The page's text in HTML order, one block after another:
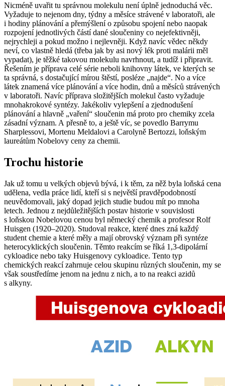
Nicméně uvařit tu správnou molekulu není úplně jednoduchá věc.
Vyžaduje to nejenom dny, týdny a měsíce strávené v laboratoři, ale
i hodiny plánování a přemýšlení o způsobu spojení nebo naopak
rozpojení jednotlivých částí dané sloučeniny co nejefektivněji,
nejrychleji a pokud možno i nejlevněji. Když navíc vědec někdy
neví, co vlastně hledá (třeba jak by asi nový lék proti malárii měl
vypadat), je těžké takovou molekulu navrhnout, a tudíž i připravit.
Řešením je příprava celé série neboli knihovny látek, ve kterých se
ta správná, s dostačující mírou štěstí, posléze „najde“. No a více
látek znamená více plánování a více hodin, dnů a měsíců strávených
v laboratoři. Navíc příprava složitějších molekul často vyžaduje
mnohakrokové syntézy. Jakékoliv vylepšení a zjednodušení
plánování a hlavně „vaření“ sloučenin má proto pro chemiky zcela
zásadní význam. A přesně to, a ještě víc, se povedlo Barrymu
Sharplessovi, Mortenu Meldalovi a Carolyně Bertozzi, loňským
laureátům Nobelovy ceny za chemii.
Trochu historie
Jak už tomu u velkých objevů bývá, i k těm, za něž byla loňská cena
udělena, vedla práce lidí, kteří si s největší pravděpodobností
neuvědomovali, jaký dopad jejich studie budou mít po mnoha
letech. Jednou z nejdůležitějších postav historie v souvislosti
s loňskou Nobelovou cenou byl německý chemik a profesor Rolf
Huisgen (1920–2020). Studoval reakce, které dnes zná každý
student chemie a které měly a mají obrovský význam při syntéze
heterocyklických sloučenin. Těmto reakcím se říká 1,3-dipolární
cykloadice nebo taky Huisgenovy cykloadice. Tento typ
chemických reakcí zahrnuje celou skupinu různých sloučenin, my se
však soustředíme jenom na jednu z nich, a to na reakci azidů
s alkyny.